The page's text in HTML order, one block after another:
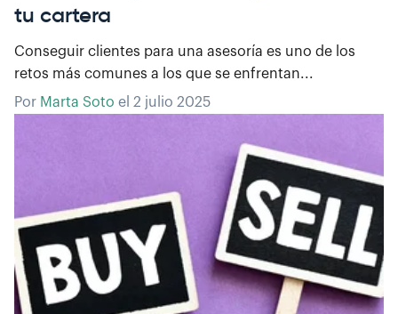
tu cartera
Conseguir clientes para una asesoría es uno de los
retos más comunes a los que se enfrentan...
Por Marta Soto el 2 julio 2025